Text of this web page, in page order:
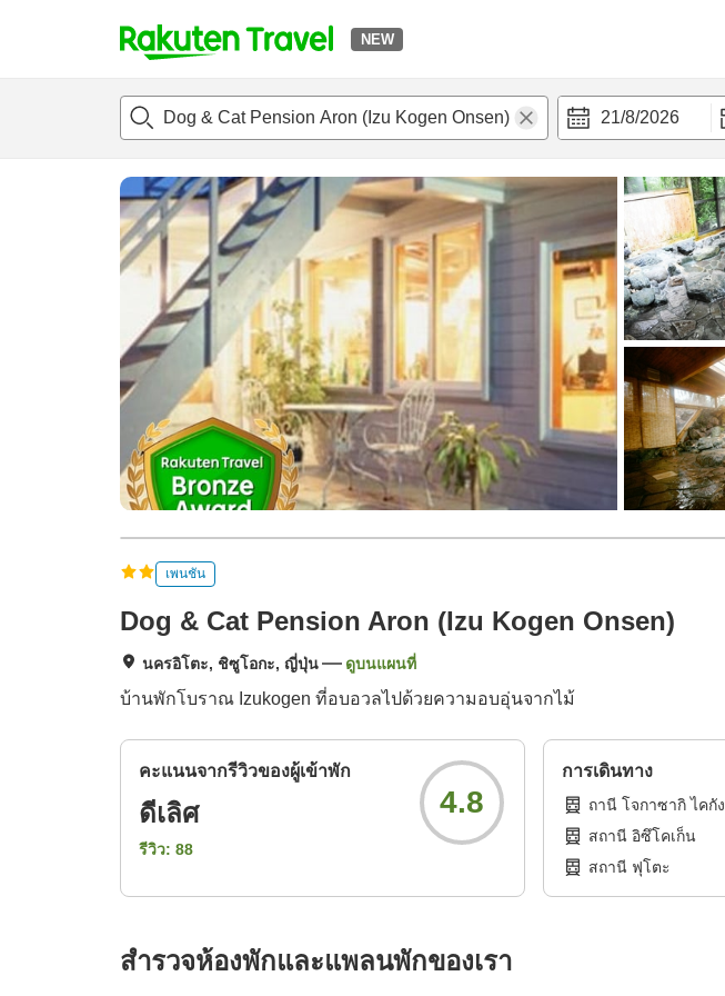
NEW
t
p
a
g
e
_
s
c
h
21/8/2026
แนะนำที่พัก ห้องพักและแพลนพัก รีวิว สิ่่งอำนวยความสะดวก
เพนชัน
Dog & Cat Pension Aron (Izu Kogen Onsen)
นครอิโตะ, ชิซูโอกะ, ญี่ปุ่น ดูบนแผนที่
บ้านพักโบราณ Izukogen ที่อบอวลไปด้วยความอบอุ่นจากไม้
คะแนนจากรีวิวของผู้เข้าพัก
ดีเลิศ
รีวิว: 88
4.8
การเดินทาง
ถานี โจกาซากิ ไคกัง
สถานี อิซึโคเก็น
สถานี ฟุโตะ
สำรวจห้องพักและแพลนพักของเรา